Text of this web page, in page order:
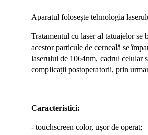
Aparatul folosește tehnologia
Tratamentul cu laser al tatuajelor se
acestor particule de cerneală se
laserului de 1064nm, cadrul celular
complicații postoperatorii, prin
Caracteristici:
- touchscreen color, ușor de operat;